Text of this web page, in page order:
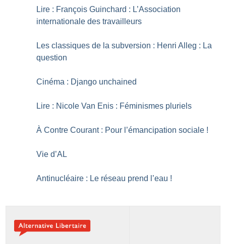
Lire : François Guinchard : L’Association
internationale des travailleurs
Les classiques de la subversion : Henri Alleg : La
question
Cinéma : Django unchained
Lire : Nicole Van Enis : Féminismes pluriels
À Contre Courant : Pour l’émancipation sociale !
Vie d’AL
Antinucléaire : Le réseau prend l’eau !